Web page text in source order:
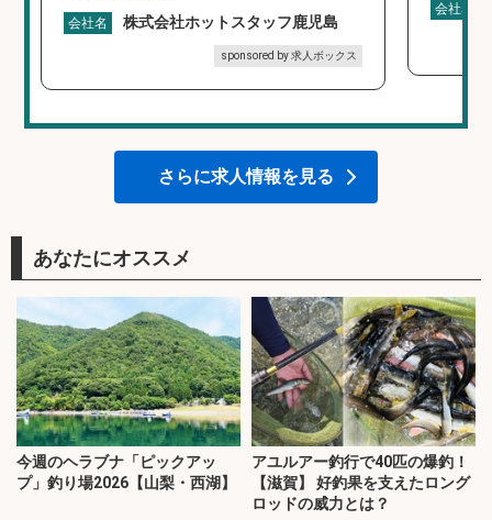
会社名 株式会社ホットスタッフ鹿児島
sponsored by 求人ボックス
会社名
さらに求人情報を見る
あなたにオススメ
今週のヘラブナ「ピックアッ
プ」釣り場2026【山梨・西湖】
アユルアー釣行で40匹の爆釣！
【滋賀】 好釣果を支えたロング
ロッドの威力とは？